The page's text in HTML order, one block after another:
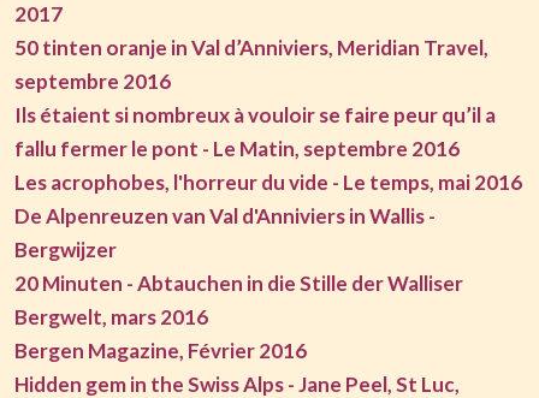
2017
50 tinten oranje in Val d’Anniviers, Meridian Travel,
septembre 2016
Ils étaient si nombreux à vouloir se faire peur qu’il a
fallu fermer le pont - Le Matin, septembre 2016
Les acrophobes, l'horreur du vide - Le temps, mai 2016
De Alpenreuzen van Val d'Anniviers in Wallis -
Bergwijzer
20 Minuten - Abtauchen in die Stille der Walliser
Bergwelt, mars 2016
Bergen Magazine, Février 2016
Hidden gem in the Swiss Alps - Jane Peel, St Luc,